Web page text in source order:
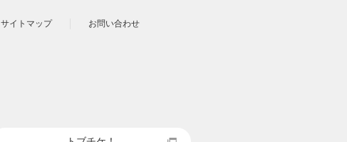
サイトマップ お問い合わせ